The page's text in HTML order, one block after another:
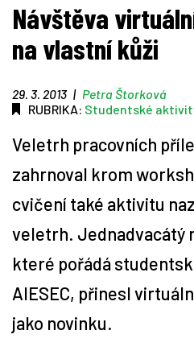
Seriály
Tipy
Časopis
Soutěže
Návštěva
na vlastní kůži
29. 3. 2013 | Petra Štorková
RUBRIKA: Studentské
Veletrh pracovních
zahrnoval krom
cvičení také aktivitu
veletrh. Jednadvacátý
které pořádá
AIESEC, přinesl
jako novinku.